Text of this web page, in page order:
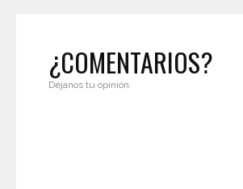
¿COMENTARIOS?
Déjanos tu opinión.